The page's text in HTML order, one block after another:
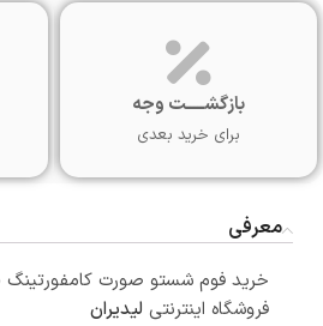
بازگشـــــت وجه
برای خرید بعدی
معرفی
فروشگاه اینترنتی لیدیران